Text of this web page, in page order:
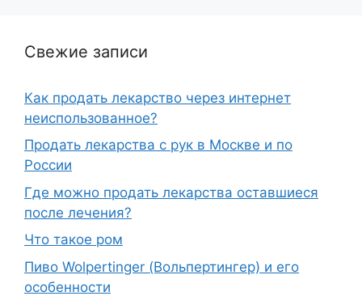
Свежие записи
Как продать лекарство через интернет
неиспользованное?
Продать лекарства с рук в Москве и по
России
Где можно продать лекарства оставшиеся
после лечения?
Что такое ром
Пиво Wolpertinger (Вольпертингер) и его
особенности